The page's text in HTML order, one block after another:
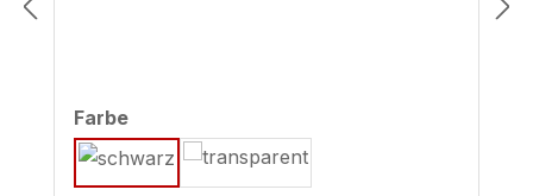
Farbeauswählen